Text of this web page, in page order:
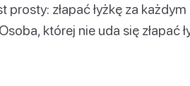
prosty: złapać łyżkę za każdym
której nie uda się złapać